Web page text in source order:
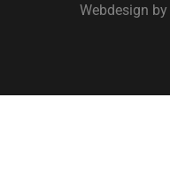
Webdesign by